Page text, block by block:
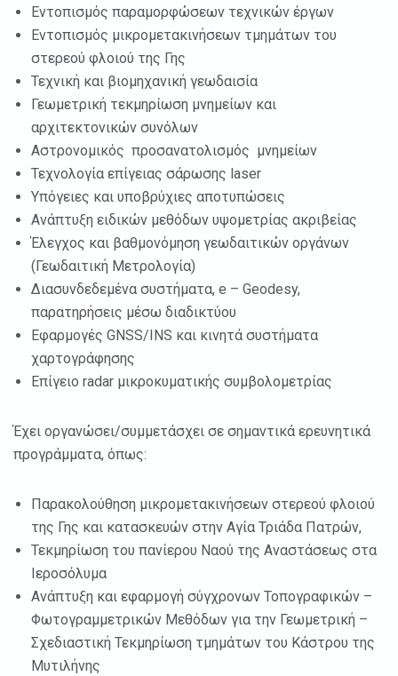
Εντοπισμός παραμορφώσεων τεχνικών έργων
Εντοπισμός μικρομετακινήσεων τμημάτων του
στερεού φλοιού της Γης
Τεχνική και βιομηχανική γεωδαισία
Γεωμετρική τεκμηρίωση μνημείων και
αρχιτεκτονικών συνόλων
Αστρονομικός προσανατολισμός μνημείων
Τεχνολογία επίγειας σάρωσης laser
Υπόγειες και υποβρύχιες αποτυπώσεις
Ανάπτυξη ειδικών μεθόδων υψομετρίας ακριβείας
Έλεγχος και βαθμονόμηση γεωδαιτικών οργάνων
(Γεωδαιτική Μετρολογία)
Διασυνδεδεμένα συστήματα, e – Geodesy,
παρατηρήσεις μέσω διαδικτύου
Εφαρμογές GNSS/INS και κινητά συστήματα
χαρτογράφησης
Επίγειο radar μικροκυματικής συμβολομετρίας
Έχει οργανώσει/συμμετάσχει σε σημαντικά ερευνητικά
προγράμματα, όπως:
Παρακολούθηση μικρομετακινήσεων στερεού φλοιού
της Γης και κατασκευών στην Αγία Τριάδα Πατρών,
Τεκμηρίωση του πανίερου Ναού της Αναστάσεως στα
Ιεροσόλυμα
Ανάπτυξη και εφαρμογή σύγχρονων Τοπογραφικών –
Φωτογραμμετρικών Μεθόδων για την Γεωμετρική –
Σχεδιαστική Τεκμηρίωση τμημάτων του Κάστρου της
Μυτιλήνης